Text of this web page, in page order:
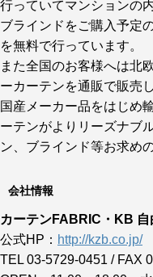
行っていてマンションの
ブラインドをご購入予定
を無料で行っています。
また全国のお客様へは北
ーカーテンを通販で販売
国産メーカー品をはじめ
ーテンがよりリーズナブ
ン、ブラインド等お求め
会社情報
カーテンFABRIC・KB 自
公式HP： http://kzb.co.jp/
TEL 03-5729-0451 / FAX